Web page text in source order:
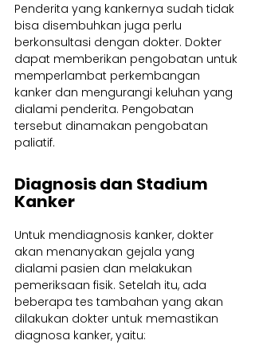
Penderita yang kankernya sudah tidak
bisa disembuhkan juga perlu
berkonsultasi dengan dokter. Dokter
dapat memberikan pengobatan untuk
memperlambat perkembangan
kanker dan mengurangi keluhan yang
dialami penderita. Pengobatan
tersebut dinamakan pengobatan
paliatif.
Diagnosis dan Stadium
Kanker
Untuk mendiagnosis kanker, dokter
akan menanyakan gejala yang
dialami pasien dan melakukan
pemeriksaan fisik. Setelah itu, ada
beberapa tes tambahan yang akan
dilakukan dokter untuk memastikan
diagnosa kanker, yaitu: